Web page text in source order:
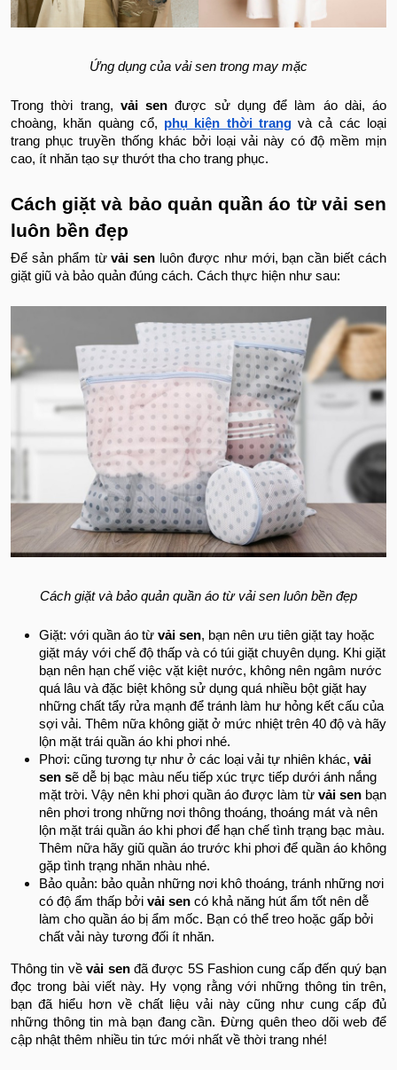
Ứng dụng của vải sen trong may mặc
Trong thời trang, vải sen được sử dụng để làm áo dài, áo
choàng, khăn quàng cổ, phụ kiện thời trangvà cả các loại
trang phục truyền thống khác bởi loại vải này có độ mềm mịn
cao, ít nhăn tạo sự thướt tha cho trang phục.
Cách giặt và bảo quản quần áo từ vải sen
luôn bền đẹp
Để sản phẩm từvải sen luôn được như mới, bạn cần biết cách
giặt giũ và bảo quản đúng cách. Cách thực hiện như sau:
Cách giặt và bảo quản quần áo từ vải sen luôn bền đẹp
Giặt: với quần áo từ vải sen, bạn nên ưu tiên giặt tay hoặc
giặt máy với chế độ thấp và có túi giặt chuyên dụng. Khi giặt
bạn nên hạn chế việc vặt kiệt nước, không nên ngâm nước
quá lâu và đặc biệt không sử dụng quá nhiều bột giặt hay
những chất tẩy rửa mạnh để tránh làm hư hỏng kết cấu của
sợi vải. Thêm nữa không giặt ở mức nhiệt trên 40 độ và hãy
lộn mặt trái quần áo khi phơi nhé.
Phơi: cũng tương tự như ở các loại vải tự nhiên khác, vải
sen sẽ dễ bị bạc màu nếu tiếp xúc trực tiếp dưới ánh nắng
mặt trời. Vậy nên khi phơi quần áo được làm từ vải sen bạn
nên phơi trong những nơi thông thoáng, thoáng mát và nên
lộn mặt trái quần áo khi phơi để hạn chế tình trạng bạc màu.
Thêm nữa hãy giũ quần áo trước khi phơi để quần áo không
gặp tình trạng nhăn nhàu nhé.
Bảo quản: bảo quản những nơi khô thoáng, tránh những nơi
có độ ẩm thấp bởi vải sen có khả năng hút ẩm tốt nên dễ
làm cho quần áo bị ẩm mốc. Bạn có thể treo hoặc gấp bởi
chất vải này tương đối ít nhăn.
Thông tin vềvải senđã được 5S Fashion cung cấp đến quý bạn
đọc trong bài viết này. Hy vọng rằng với những thông tin trên,
bạn đã hiểu hơn về chất liệu vải này cũng như cung cấp đủ
những thông tin mà bạn đang cần. Đừng quên theo dõi web để
cập nhật thêm nhiều tin tức mới nhất về thời trang nhé!